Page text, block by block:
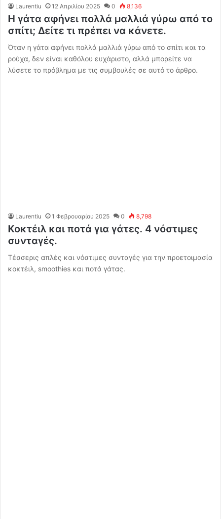
Laurentiu 12 Απριλίου 2025 0 8,136
Η γάτα αφήνει πολλά μαλλιά γύρω από το
σπίτι; Δείτε τι πρέπει να κάνετε.
Όταν η γάτα αφήνει πολλά μαλλιά γύρω από το σπίτι και τα
ρούχα, δεν είναι καθόλου ευχάριστο, αλλά μπορείτε να
λύσετε το πρόβλημα με τις συμβουλές σε αυτό το άρθρο.
Laurentiu 1 Φεβρουαρίου 2025 0 8,798
Κοκτέιλ και ποτά για γάτες. 4 νόστιμες
συνταγές.
Τέσσερις απλές και νόστιμες συνταγές για την προετοιμασία
κοκτέιλ, smoothies και ποτά γάτας.